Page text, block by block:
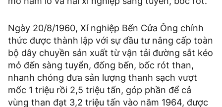
Ngày 20/8/1960, Xí nghiệp Bến Cửa Ông chính
thức được thành lập với sự đầu tư nâng cấp toàn
bộ dây chuyền sản xuất từ vận tải đường sắt kéo
mỏ đến sàng tuyển, đống bến, bốc rót than,
nhanh chóng đưa sản lượng thanh sạch vượt
mốc 1 triệu rồi 2,5 triệu tấn, góp phần để cả
vùng than đạt 3,2 triệu tấn vào năm 1964, được